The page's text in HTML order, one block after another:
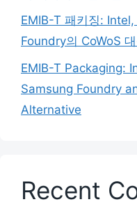
EMIB-T 패키징:
Foundry의 CoWoS
EMIB-T Packaging:
Samsung Foundry
Alternative
Recent